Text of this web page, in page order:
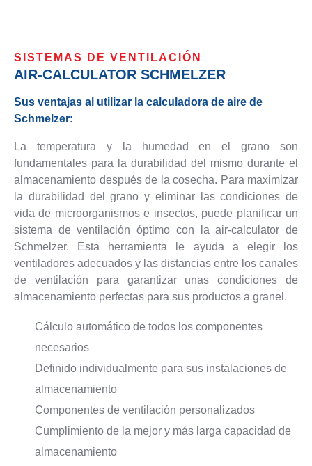
SISTEMAS DE VENTILACIÓN
AIR-CALCULATOR SCHMELZER
Sus ventajas al utilizar la calculadora de aire de
Schmelzer:
La temperatura y la humedad en el grano son
fundamentales para la durabilidad del mismo durante el
almacenamiento después de la cosecha. Para maximizar
la durabilidad del grano y eliminar las condiciones de
vida de microorganismos e insectos, puede planificar un
sistema de ventilación óptimo con la air-calculator de
Schmelzer. Esta herramienta le ayuda a elegir los
ventiladores adecuados y las distancias entre los canales
de ventilación para garantizar unas condiciones de
almacenamiento perfectas para sus productos a granel.
Cálculo automático de todos los componentes
necesarios
Definido individualmente para sus instalaciones de
almacenamiento
Componentes de ventilación personalizados
Cumplimiento de la mejor y más larga capacidad de
almacenamiento